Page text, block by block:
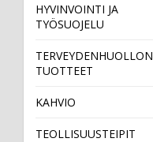
HYVINVOINTI JA
TYÖSUOJELU
TERVEYDENHUOLLON
TUOTTEET
KAHVIO
TEOLLISUUSTEIPIT